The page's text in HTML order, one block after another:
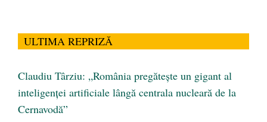
ULTIMA REPRIZĂ
Claudiu Târziu: „România pregătește un gigant al
inteligenței artificiale lângă centrala nucleară de la
Cernavodă”